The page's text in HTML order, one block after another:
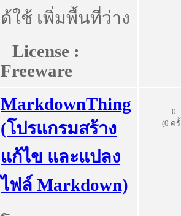
ด้ใช้ เพิ่มพื้นที่ว่าง
License :
Freeware
MarkdownThing
(โปรแกรมสร้าง
แก้ไข และแปลง
ไฟล์ Markdown)
0
(0 ค